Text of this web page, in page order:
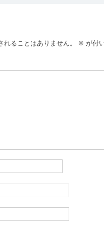
ることはありません。 ※ が付